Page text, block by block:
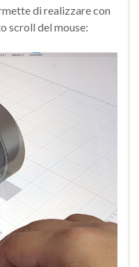
di realizzare con
scroll del mouse: